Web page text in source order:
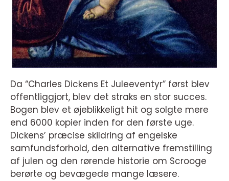
Da “Charles Dickens Et Juleeventyr” først blev
offentliggjort, blev det straks en stor succes.
Bogen blev et øjeblikkeligt hit og solgte mere
end 6000 kopier inden for den første uge.
Dickens’ præcise skildring af engelske
samfundsforhold, den alternative fremstilling
af julen og den rørende historie om Scrooge
berørte og bevægede mange læsere.